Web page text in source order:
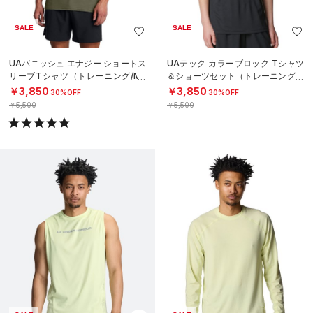
SALE
UAバニッシュ エナジー ショートス
リーブTシャツ（トレーニング/ME
N）
￥3,850 30%OFF
￥5,500
SALE
UAテック カラーブロック Tシャツ
＆ショーツセット（トレーニング/B
OYS）
￥3,850 30%OFF
￥5,500